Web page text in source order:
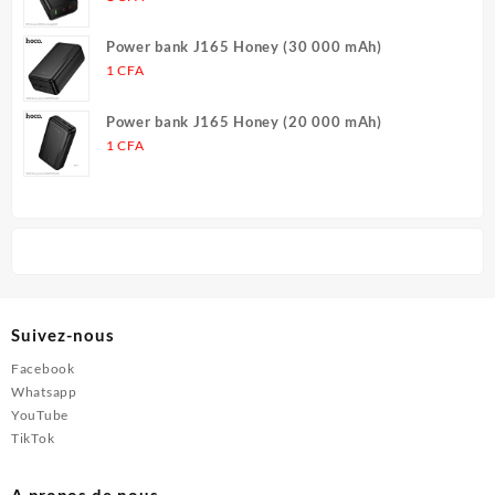
Power bank J165 Honey (30 000 mAh)
1CFA
Power bank J165 Honey (20 000 mAh)
1CFA
Suivez-nous
Facebook
Whatsapp
YouTube
TikTok